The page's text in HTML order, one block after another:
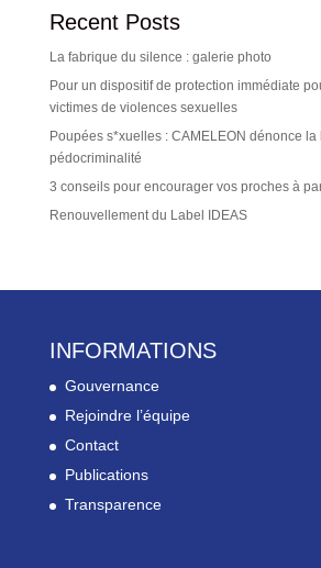
Recent Posts
La fabrique du silence : galerie photo
Pour un dispositif de protection immédiate
victimes de violences sexuelles
Poupées s*xuelles : CAMELEON dénonce
pédocriminalité
3 conseils pour encourager vos proches à
Renouvellement du Label IDEAS
INFORMATIONS
Gouvernance
Rejoindre l’équipe
Contact
Publications
Transparence